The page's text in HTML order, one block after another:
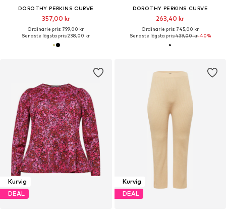
DOROTHY PERKINS CURVE
357,00 kr
Ordinarie pris: 799,00 kr
Senaste lägsta pris:238,00 kr
DOROTHY PERKINS CURVE
263,40 kr
Ordinarie pris: 745,00 kr
Senaste lägsta pris:439,00 kr-40%
Kurvig
DEAL
Kurvig
DEAL